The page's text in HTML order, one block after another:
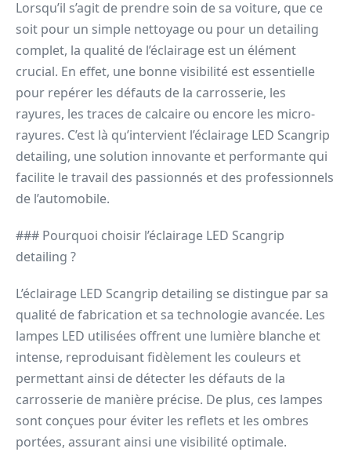
Lorsqu’il s’agit de prendre soin de sa voiture, que ce
soit pour un simple nettoyage ou pour un detailing
complet, la qualité de l’éclairage est un élément
crucial. En effet, une bonne visibilité est essentielle
pour repérer les défauts de la carrosserie, les
rayures, les traces de calcaire ou encore les micro-
rayures. C’est là qu’intervient l’éclairage LED Scangrip
detailing, une solution innovante et performante qui
facilite le travail des passionnés et des professionnels
de l’automobile.
### Pourquoi choisir l’éclairage LED Scangrip
detailing ?
L’éclairage LED Scangrip detailing se distingue par sa
qualité de fabrication et sa technologie avancée. Les
lampes LED utilisées offrent une lumière blanche et
intense, reproduisant fidèlement les couleurs et
permettant ainsi de détecter les défauts de la
carrosserie de manière précise. De plus, ces lampes
sont conçues pour éviter les reflets et les ombres
portées, assurant ainsi une visibilité optimale.